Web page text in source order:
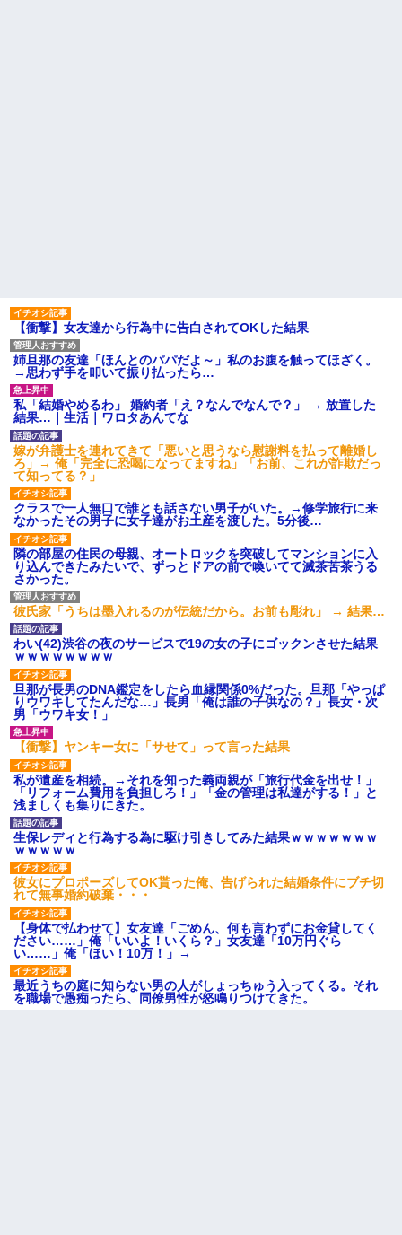
触らないでよ！」キチママ『そ
こに金庫があったから、開けて
みようとしただけ☆』義兄「泥
は出てけ！二度と来るな！」結
果・・・
私「初めて飲む味だけどなん
のお茶？」彼「ちっ！」私「」
【GIF】JSのカンチョーワロ
タ
後続車にクラクションを鳴ら
され彼氏が逆切れ。「何クラク
ション鳴らしてんだ！降りてこ
いよ！」と怒鳴りだし...
【衝撃】報酬100万円超の治験
募集がこちらｗｗｗｗｗ(※画像
あり)
【ネット騒然】惨殺されたタ
ワマン頂き女子のこの動画、す
げえええええｗｗｗｗｗｗｗｗ
ｗｗｗ
【愕然】白のクラウン俺氏、
高速道路左車線を制限速度で走
った結果wwwwwwwwwwww
百年の恋12-899 食べた量を
張り合ってくる
【悲報】佐藤輝明・・・２軍
でも盛大にやらかす←あまり悲
しませないでくれ
【衝撃】女友達から行為中に告白されてOKした結果
姉旦那の友達「ほんとのパパだよ～」私のお腹を触ってほざく。
→思わず手を叩いて振り払ったら…
私「結婚やめるわ」 婚約者「え？なんでなんで？」 → 放置した
結果…｜生活｜ワロタあんてな
嫁が弁護士を連れてきて「悪いと思うなら慰謝料を払って離婚し
ろ」→ 俺「完全に恐喝になってますね」「お前、これが詐欺だっ
て知ってる？」
クラスで一人無口で誰とも話さない男子がいた。→修学旅行に来
なかったその男子に女子達がお土産を渡した。5分後…
隣の部屋の住民の母親、オートロックを突破してマンションに入
り込んできたみたいで、ずっとドアの前で喚いてて滅茶苦茶うる
さかった。
彼氏家「うちは墨入れるのが伝統だから。お前も彫れ」 → 結果…
わい(42)渋谷の夜のサービスで19の女の子にゴックンさせた結果
ｗｗｗｗｗｗｗｗ
旦那が長男のDNA鑑定をしたら血縁関係0%だった。旦那「やっぱ
りウワキしてたんだな…」長男「俺は誰の子供なの？」長女・次
男「ウワキ女！」
【衝撃】ヤンキー女に「サせて」って言った結果
私が遺産を相続。→それを知った義両親が「旅行代金を出せ！」
「リフォーム費用を負担しろ！」「金の管理は私達がする！」と
浅ましくも集りにきた。
生保レディと行為する為に駆け引きしてみた結果ｗｗｗｗｗｗｗ
ｗｗｗｗｗ
彼女にプロポーズしてOK貰った俺、告げられた結婚条件にブチ切
れて無事婚約破棄・・・
【身体で払わせて】女友達「ごめん、何も言わずにお金貸してく
ださい……」俺「いいよ！いくら？」女友達「10万円ぐら
い……」俺「ほい！10万！」→
最近うちの庭に知らない男の人がしょっちゅう入ってくる。それ
を職場で愚痴ったら、同僚男性が怒鳴りつけてきた。